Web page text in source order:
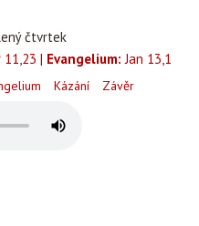
čtvrtek
11,23 | Evangelium: Jan 13,1
Kázání Závěr